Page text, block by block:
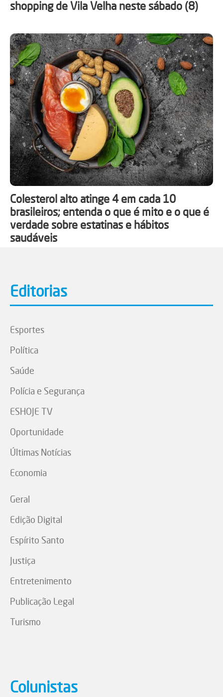
shopping de Vila Velha neste sábado (8)
Colesterol alto atinge 4 em cada 10
brasileiros; entenda o que é mito e o que é
verdade sobre estatinas e hábitos
saudáveis
Editorias
Esportes
Política
Saúde
Polícia e Segurança
ESHOJE TV
Oportunidade
Últimas Notícias
Economia
Geral
Edição Digital
Espírito Santo
Justiça
Entretenimento
Publicação Legal
Turismo
Colunistas